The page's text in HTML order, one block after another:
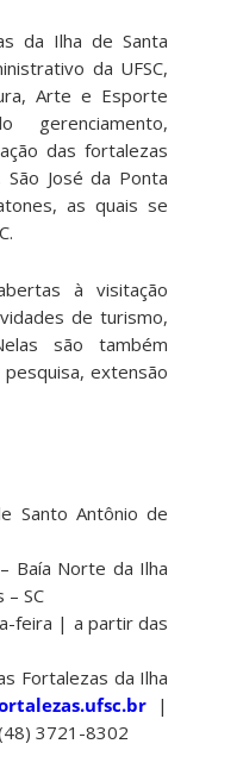
da Ilha de Santa
da UFSC,
Arte e Esporte
gerenciamento,
das fortalezas
José da Ponta
as quais se
à visitação
de turismo,
são também
extensão
Santo Antônio de
Baía Norte da Ilha
– SC
feira | a partir das
Fortalezas da Ilha
|
3721-8302